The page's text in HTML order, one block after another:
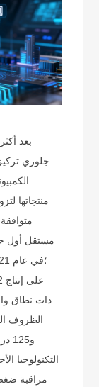
بعد
جلوري
منتجاتها
مستقل أول
CR-W؛
على إنتاج 1.2 مليون بطارية ليثيوم صغيرة يوميًا.
ذات نطاق
التكنولوجيا
مراقبة